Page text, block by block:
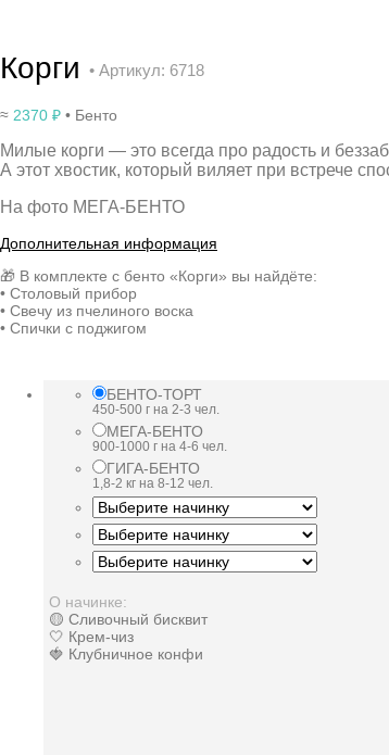
Корги • Артикул: 6718
≈ 2370 ₽ • Бенто
Милые корги — это всегда про радость и
А этот хвостик, который виляет при встрече
На фото МЕГА-БЕНТО
Дополнительная информация
🎁 В комплекте с бенто «Корги» вы найдёте:
• Столовый прибор
• Свечу из пчелиного воска
• Спички с поджигом
БЕНТО-ТОРТ
450-500 г на 2-3 чел.
МЕГА-БЕНТО
900-1000 г на 4-6 чел.
ГИГА-БЕНТО
1,8-2 кг на 8-12 чел.
О начинке:
🟡 Сливочный бисквит
🤍 Крем-чиз
🍓 Клубничное конфи